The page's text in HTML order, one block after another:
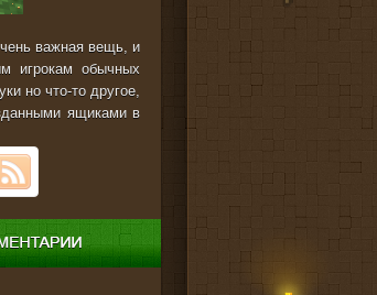
важная вещь, и
игрокам обычных
но что-то другое,
ящиками в